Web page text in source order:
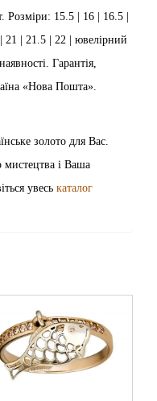
Розміри: 15.5 | 16 | 16.5 |
21 | 21.5 | 22 | ювелірний
Гарантія,
«Нова Пошта».
золото для Вас.
мистецтва і Ваша
увесь каталог